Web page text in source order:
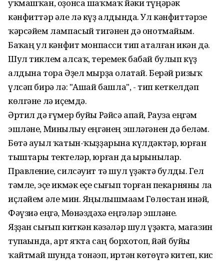
уҡмашҡан, оҙонса шаҡмаҡ йәки түңәрәк
кәнфиттәр әле лә күҙ алдында. Ул кәнфиттәрзе
ҡәрсәйем лампасый тигәнен дә онотмайым.
Баҡһаң ул кәнфит монпасси тип аталған икән дә.
Шул тиклем алсаҡ, теремек бабай булып күҙ
алдына тора Әҙел мырҙа олатай. Берәй ризыҡ
үлсәп бирә лә: "Ашай башла", - тип кеткелдәп
көлгәне лә иҫемдә.
Әртил дә ғүмер буйы Рәйсә апай, Рауза еңгәм
эшләне, Минһылыу еңгәнең эшләгәнен дә беләм.
Бөтә ауыл ҡатын-ҡыҙҙарына күлдәктәр, юрған
тыштары тектеләр, юрған да һырынылар.
Правление, силсәуит тә шул үҙәктә булды. Гел
тәмле, эҫе икмәк еҫе сығып торған пекарняны ла
иҫләйем әле мин. Яңылышмаһам Гөлөстан инәй,
Фәүзиә еңгә, Мөнәздәхә еңгәләр эшләне.
Яҙҙан сығып киткән кәзәләр шул үҙәктә, магазин
тупһаһында, арт яҡта саң борхотоп, йәй буйы
ҡайтмай шунда тонәэп, иртән көтөүгә китеп, кис